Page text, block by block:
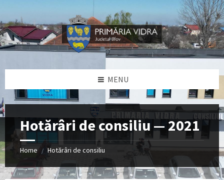
content
left
sidebar
footer
MENU
Hotărâri de consiliu — 2021
Home / Hotărâri de consiliu